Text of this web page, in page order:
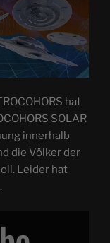
hat
SOLAR
innerhalb
die Völker der
Leider hat